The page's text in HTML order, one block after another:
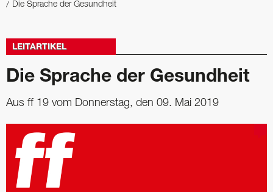
Die Sprache der Gesundheit
LEITARTIKEL
Die Sprache der Gesundheit
Aus ff 19 vom Donnerstag, den 09. Mai 2019